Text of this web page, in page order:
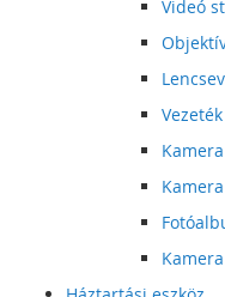
Videó